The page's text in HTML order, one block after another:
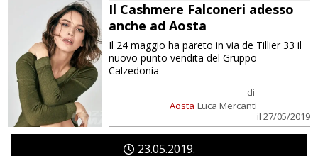
Il Cashmere Falconeri adesso
anche ad Aosta
Aosta
di
Luca Mercanti
il 27/05/2019
Il 24 maggio ha pareto in via de Tillier 33 il
nuovo punto vendita del Gruppo
Calzedonia
2305 2019